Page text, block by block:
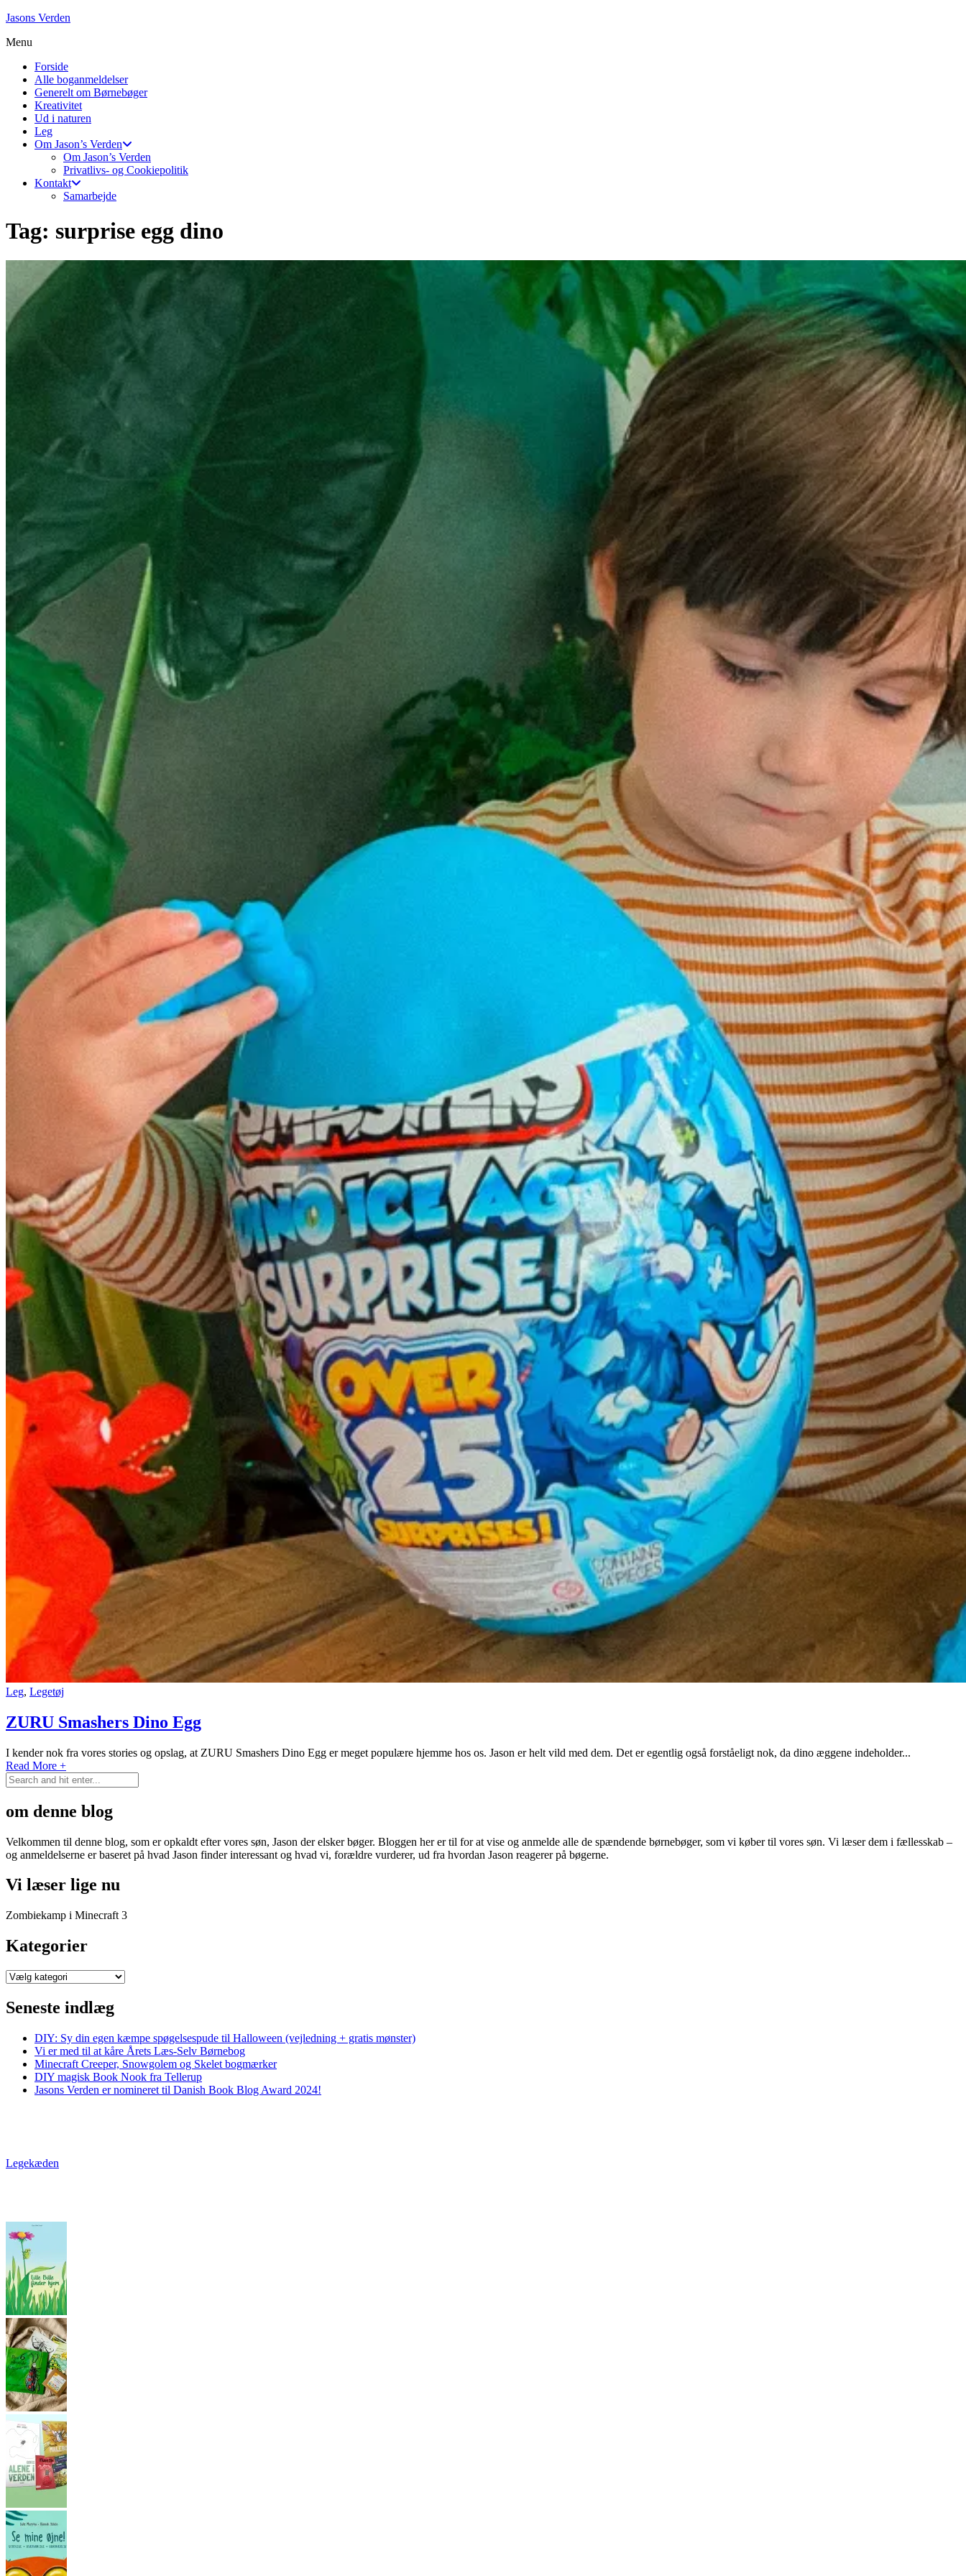
Skip
content
Jasons Verden
Menu
Forside
Alle boganmeldelser
Generelt om Børnebøger
Kreativitet
Ud i naturen
Leg
Om Jason’s Verden
Om Jason’s Verden
Privatlivs- og Cookiepolitik
Kontakt
Samarbejde
Tag: surprise egg dino
Leg, Legetøj
ZURU Smashers Dino Egg
I kender nok fra vores stories og opslag, at ZURU Smashers Dino Egg er meget populære hjemme hos os. Jason er helt vild med dem. Det er egentlig også forståeligt nok, da dino æggene indeholder...
Read More +
om denne blog
Velkommen til denne blog, som er opkaldt efter vores søn, Jason der elsker bøger. Bloggen her er til for at vise og anmelde alle de spændende børnebøger, som vi køber til vores søn. Vi læser dem i fællesskab –
og anmeldelserne er baseret på hvad Jason finder interessant og hvad vi, forældre vurderer, ud fra hvordan Jason reagerer på bøgerne.
Vi læser lige nu
Zombiekamp i Minecraft 3
Kategorier
Kategorier
Seneste indlæg
DIY: Sy din egen kæmpe spøgelsespude til Halloween (vejledning + gratis mønster)
Vi er med til at kåre Årets Læs-Selv Børnebog
Minecraft Creeper, Snowgolem og Skelet bogmærker
DIY magisk Book Nook fra Tellerup
Jasons Verden er nomineret til Danish Book Blog Award 2024!
Legekæden